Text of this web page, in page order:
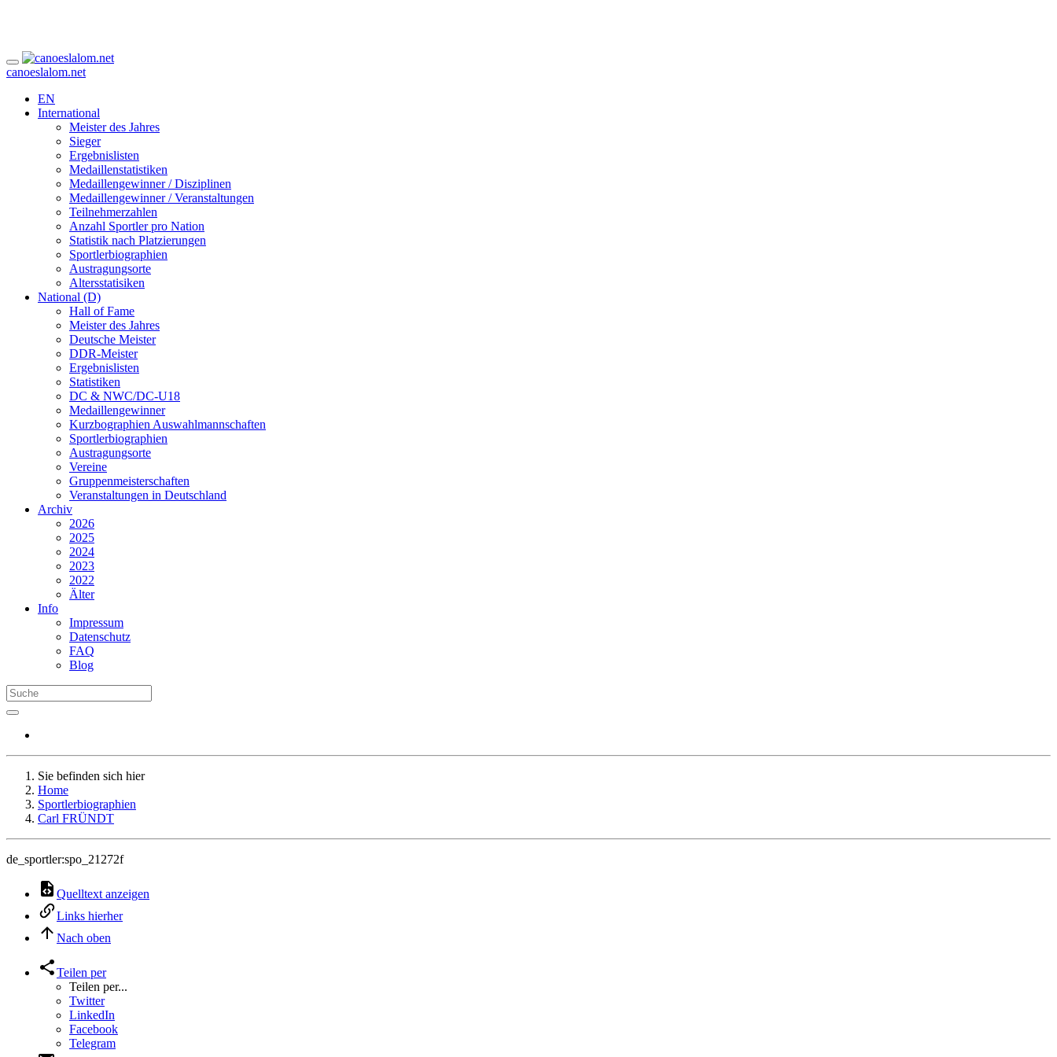
canoeslalom.net
EN
International
Meister des Jahres
Sieger
Ergebnislisten
Medaillenstatistiken
Medaillengewinner / Disziplinen
Medaillengewinner / Veranstaltungen
Teilnehmerzahlen
Anzahl Sportler pro Nation
Statistik nach Platzierungen
Sportlerbiographien
Austragungsorte
Altersstatisiken
National (D)
Hall of Fame
Meister des Jahres
Deutsche Meister
DDR-Meister
Ergebnislisten
Statistiken
DC & NWC/DC-U18
Medaillengewinner
Kurzbographien Auswahlmannschaften
Sportlerbiographien
Austragungsorte
Vereine
Gruppenmeisterschaften
Veranstaltungen in Deutschland
Archiv
2026
2025
2024
2023
2022
Älter
Info
Impressum
Datenschutz
FAQ
Blog
Sie befinden sich hier
Home
Sportlerbiographien
Carl FRÜNDT
de_sportler:spo_21272f
Quelltext anzeigen
Links hierher
Nach oben
Teilen per
Teilen per...
Twitter
LinkedIn
Facebook
Telegram